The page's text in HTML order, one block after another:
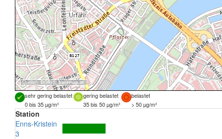
Quellen: DORIS,basemap.at
sehr gering belastet gering belastet
belastet
0 bis 35 µg/m³
35 bis 50 µg/m³ > 50 µg/m³
Station
Enns-Kristein
3